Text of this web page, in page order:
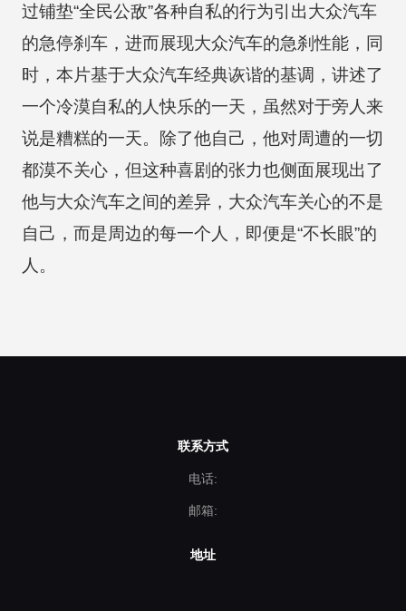
过铺垫“全民公敌”各种自私的行为引出大众汽车
的急停刹车，进而展现大众汽车的急刹性能，同
时，本片基于大众汽车经典诙谐的基调，讲述了
一个冷漠自私的人快乐的一天，虽然对于旁人来
说是糟糕的一天。除了他自己，他对周遭的一切
都漠不关心，但这种喜剧的张力也侧面展现出了
他与大众汽车之间的差异，大众汽车关心的不是
自己，而是周边的每一个人，即便是“不长眼”的
人。
联系方式
电话:
邮箱:
地址